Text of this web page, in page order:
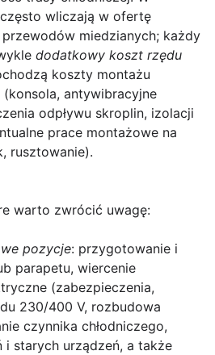
wliczają w ofertę
miedzianych; każdy
dodatkowy koszt rzędu
koszty montażu
antywibracyjne
odpływu skroplin, izolacji
prace montażowe na
rusztowanie).
warto zwrócić uwagę:
pozycje: przygotowanie i
parapetu, wiercenie
(zabezpieczenia,
230/400 V, rozbudowa
czynnika chłodniczego,
starych urządzeń, a także